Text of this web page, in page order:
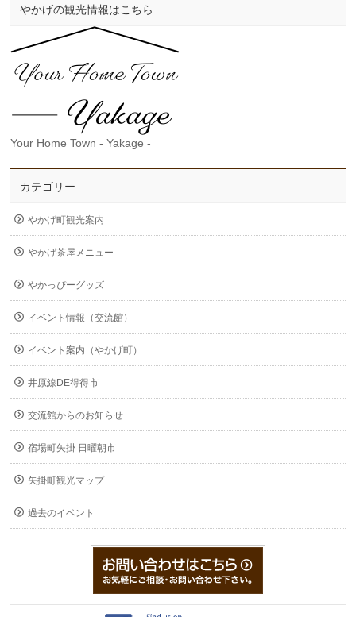
やかげの観光情報はこちら
Your Home Town - Yakage -
カテゴリー
やかげ町観光案内
やかげ茶屋メニュー
やかっぴーグッズ
イベント情報（交流館）
イベント案内（やかげ町）
井原線DE得得市
交流館からのお知らせ
宿場町矢掛 日曜朝市
矢掛町観光マップ
過去のイベント